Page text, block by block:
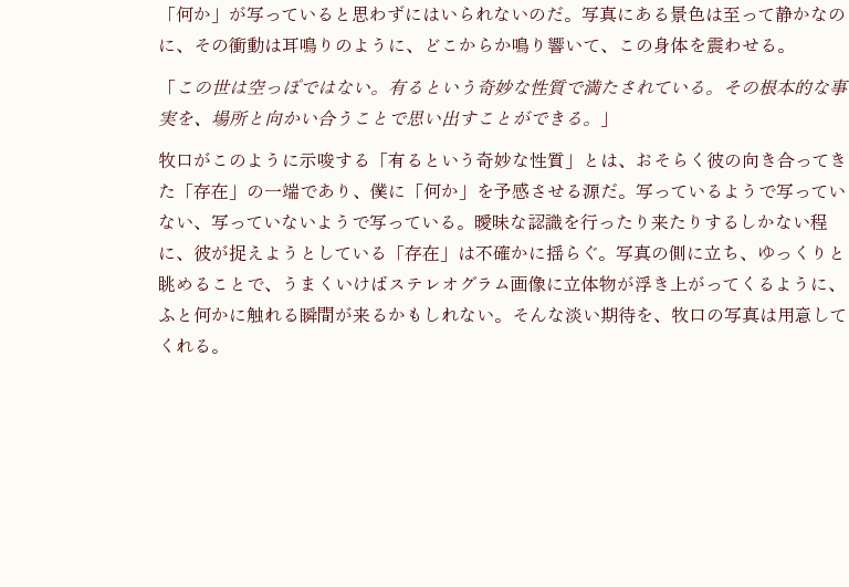
「何か」が写っていると思わずにはいられないのだ。写真にある景色は至って静かなの
に、その衝動は耳鳴りのように、どこからか鳴り響いて、この身体を震わせる。
この世は空っぽではない。有るという奇妙な性質で満たされている。その根本的な事
実を、場所と向かい合うことで思い出すことができる。
」
牧口がこのように示唆する「有るという奇妙な性質」とは、おそらく彼の向き合ってき
た「存在」の一端であり、僕に「何か」を予感させる源だ。写っているようで写ってい
ない、写っていないようで写っている。曖昧な認識を行ったり来たりするしかない程
に、彼が捉えようとしている「存在」は不確かに揺らぐ。写真の側に立ち、ゆっくりと
眺めることで、うまくいけばステレオグラム画像に立体物が浮き上がってくるように、
ふと何かに触れる瞬間が来るかもしれない。そんな淡い期待を、牧口の写真は用意して
くれる。